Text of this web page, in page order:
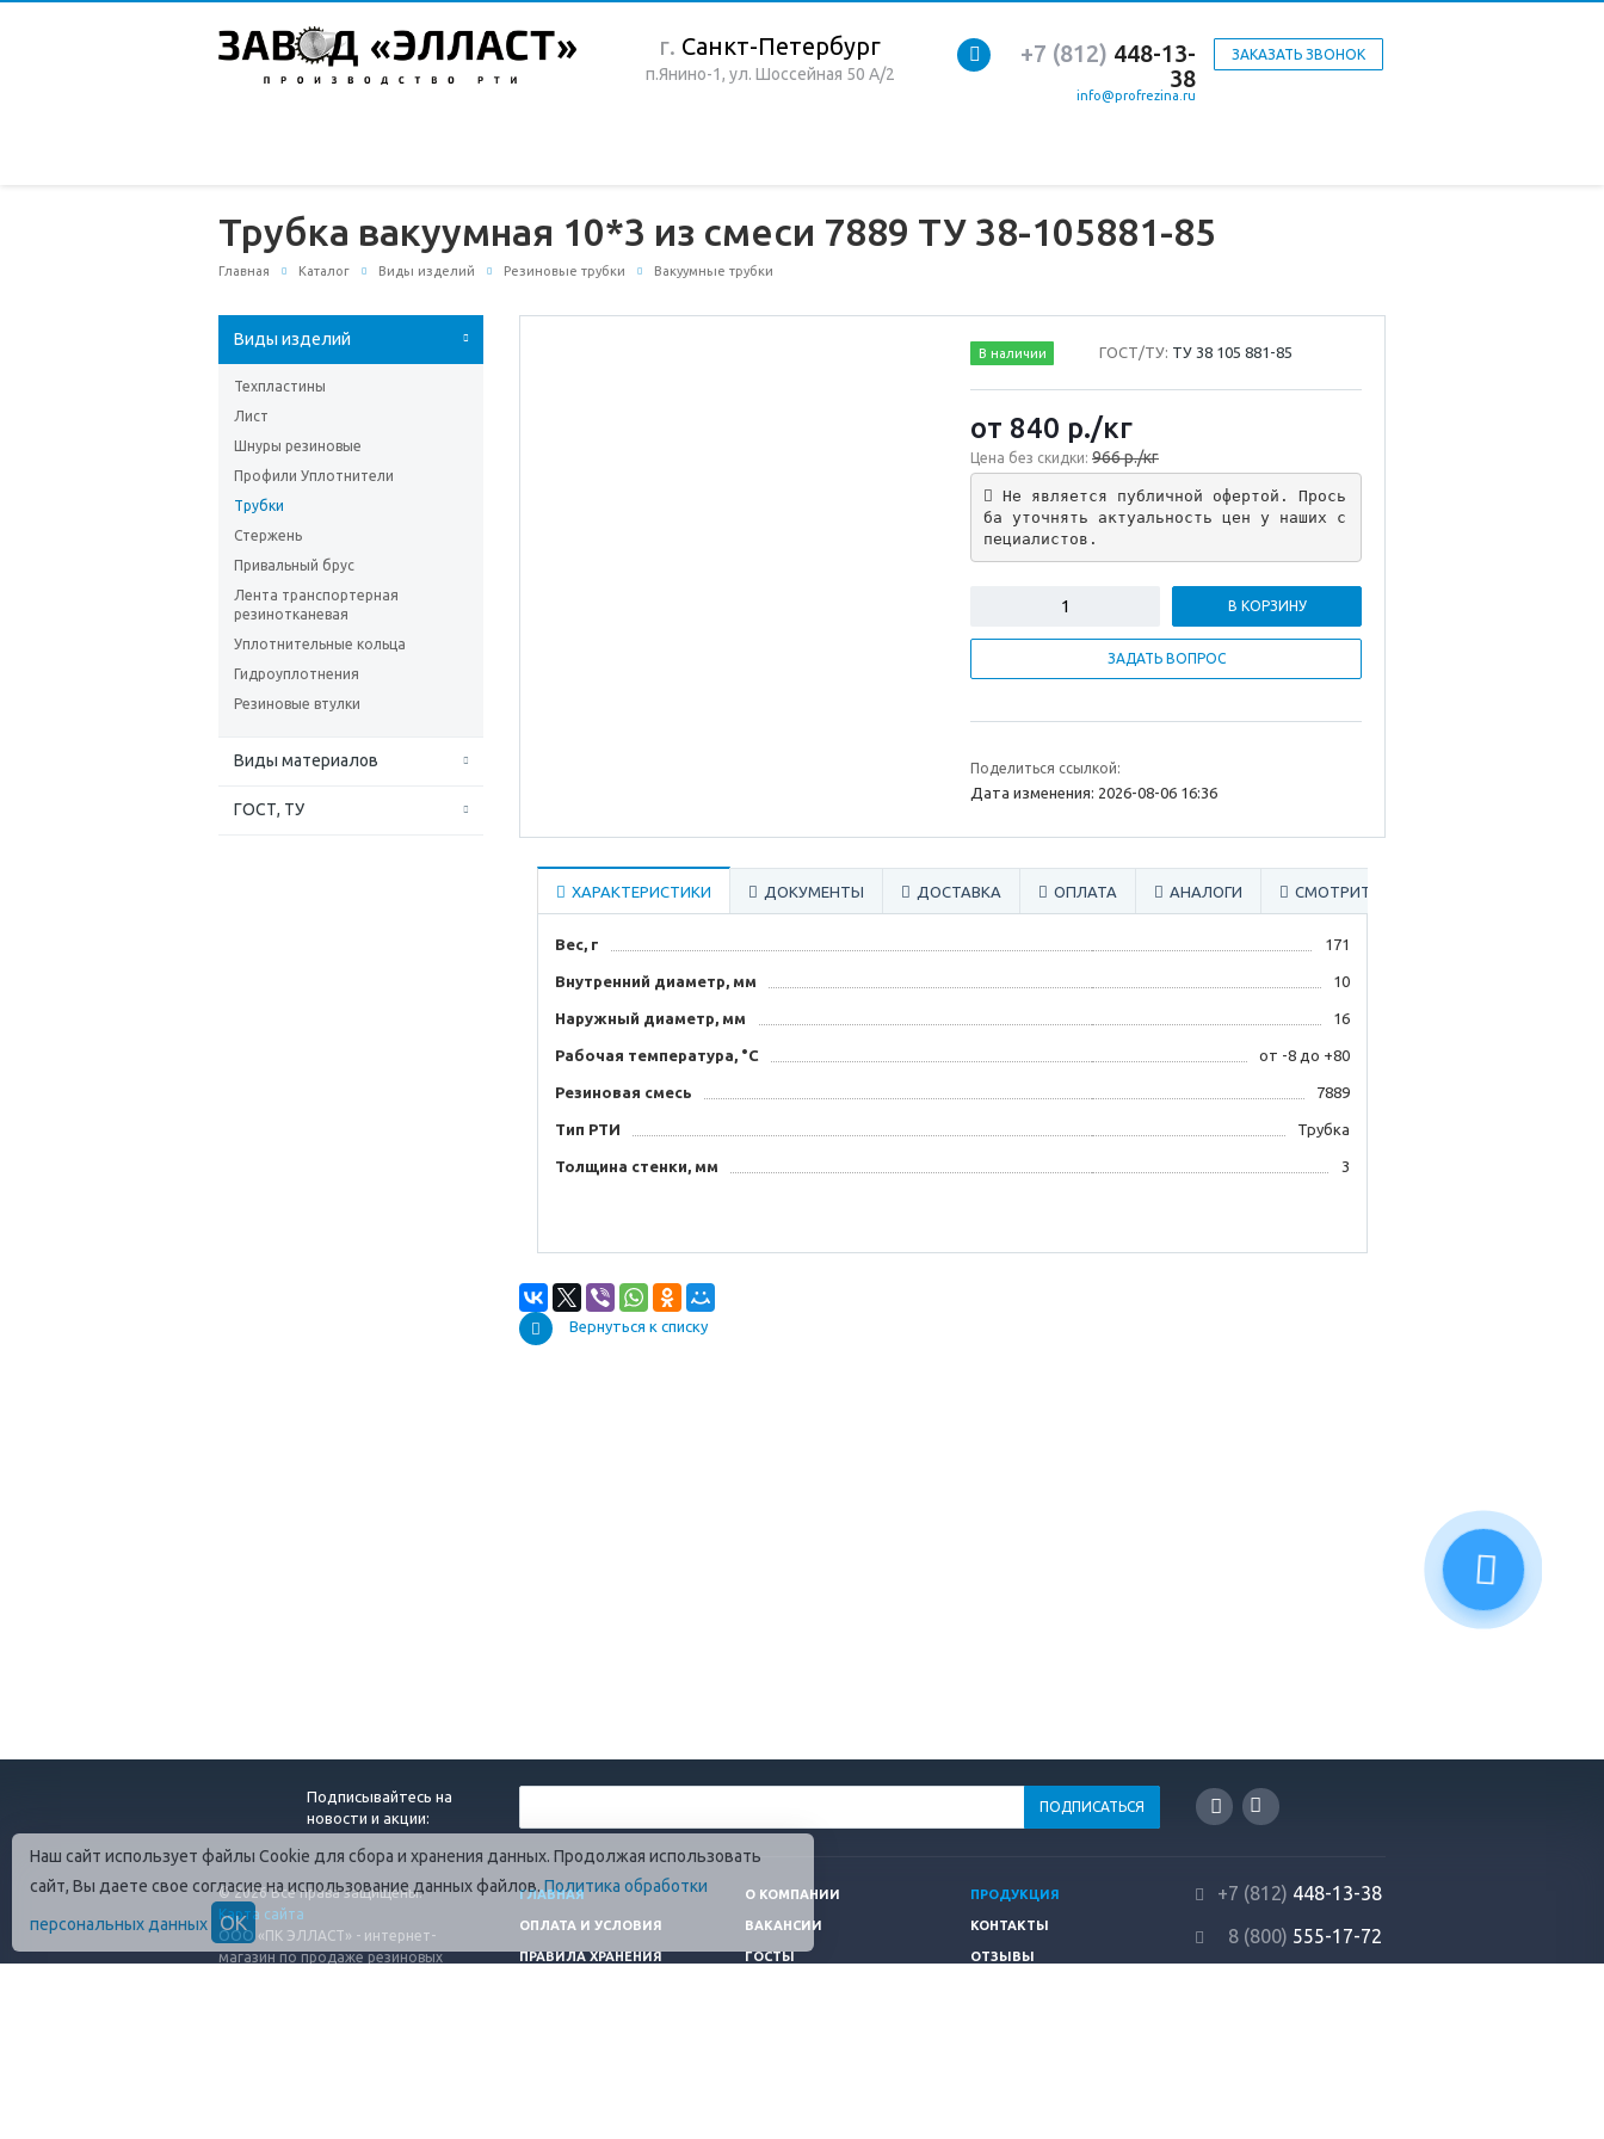
г. Санкт-Петербург
п.Янино-1, ул. Шоссейная 50 А/2
ЗАКАЗАТЬ ЗВОНОК
+7 (812) 448-13-
38
info@profrezina.ru
Трубка вакуумная 10*3 из смеси 7889 ТУ 38-105881-85
Главная Каталог Виды изделий Резиновые трубки Вакуумные трубки
Виды изделий
Техпластины
Лист
Шнуры резиновые
Профили Уплотнители
Трубки
Стержень
Привальный брус
Лента транспортерная
резинотканевая
Уплотнительные кольца
Гидроуплотнения
Резиновые втулки
Виды материалов
ГОСТ, ТУ
В наличии ГОСТ/ТУ: ТУ 38 105 881-85
от 840 р./кг
Цена без скидки: 966 р./кг
Не является публичной офертой. Прось
ба уточнять актуальность цен у наших с
пециалистов.
В КОРЗИНУ
ЗАДАТЬ ВОПРОС
Поделиться ссылкой:
Дата изменения: 2026-08-06 16:36
ХАРАКТЕРИСТИКИ ДОКУМЕНТЫ ДОСТАВКА ОПЛАТА АНАЛОГИ СМОТРИТЕ ТАКЖЕ
Вес, г 171
Внутренний диаметр, мм 10
Наружный диаметр, мм 16
Рабочая температура, °C от -8 до +80
Резиновая смесь 7889
Тип РТИ Трубка
Толщина стенки, мм 3
Вернуться к списку
Подписывайтесь на
новости и акции:
© 2026 Все права защищены.
Карта сайта
ООО «ПК ЭЛЛАСТ» - интернет-
магазин по продаже резиновых
ГЛАВНАЯ О КОМПАНИИ ПРОДУКЦИЯ
ОПЛАТА И УСЛОВИЯ ВАКАНСИИ КОНТАКТЫ
ПРАВИЛА ХРАНЕНИЯ ГОСТЫ ОТЗЫВЫ
+7 (812) 448-13-38
8 (800) 555-17-72
Наш сайт использует файлы Cookie для сбора и хранения данных. Продолжая использовать
сайт, Вы даете свое согласие на использование данных файлов.Политика обработки
персональных данных
ОК